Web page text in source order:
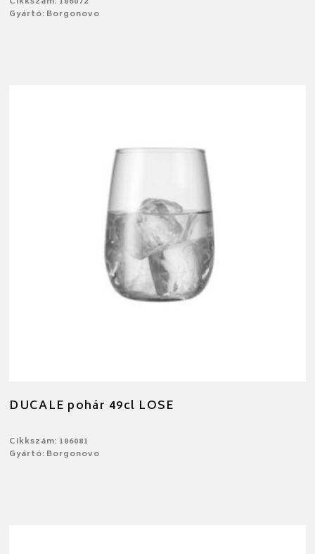
Gyártó: Borgonovo
DUCALE pohár 49cl LOSE
Cikkszám: 186081
Gyártó: Borgonovo